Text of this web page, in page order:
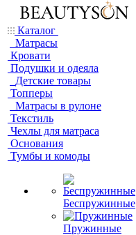
Каталог
Матрасы
Кровати
Подушки и одеяла
Детские товары
Топперы
Матрасы в рулоне
Текстиль
Чехлы для матраса
Основания
Тумбы и комоды
Беспружинные
Пружинные